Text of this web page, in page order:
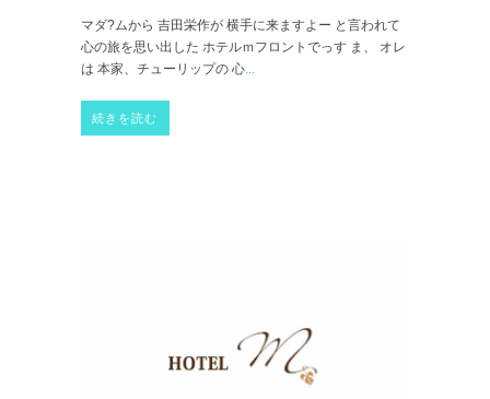
マダ?ムから 吉田栄作が 横手に来ますよー と言われて
心の旅を思い出した ホテルｍフロントでっす ま、 オレ
は 本家、チューリップの 心...
続きを読む